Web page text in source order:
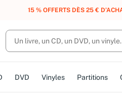
DES POINTS, DES
DVD Vinyles Partitions